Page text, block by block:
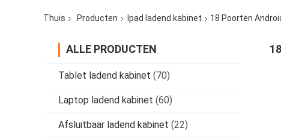
Thuis Producten Ipad ladend kabinet 18 Poorten
ALLE PRODUCTEN
Tablet ladend kabinet (70)
Laptop ladend kabinet (60)
Afsluitbaar ladend kabinet (22)